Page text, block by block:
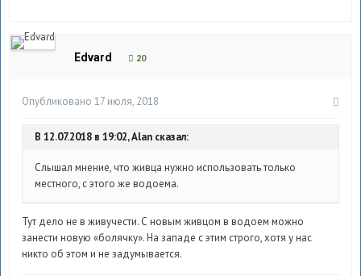
Edvard 20
Опубликовано 17 июля, 2018
В 12.07.2018 в 19:02, Alan сказал:
Слышал мнение, что живца нужно использовать только
местного, с этого же водоема.
Тут дело не в живучести. С новым живцом в водоем можно
занести новую «болячку». На западе с этим строго, хотя у нас
никто об этом и не задумывается.